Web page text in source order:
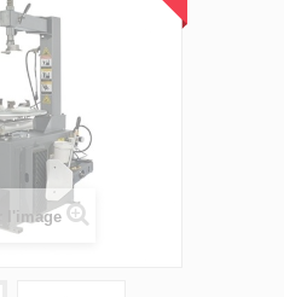
l'image